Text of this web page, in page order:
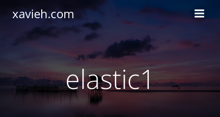
xavieh.com
elastic1